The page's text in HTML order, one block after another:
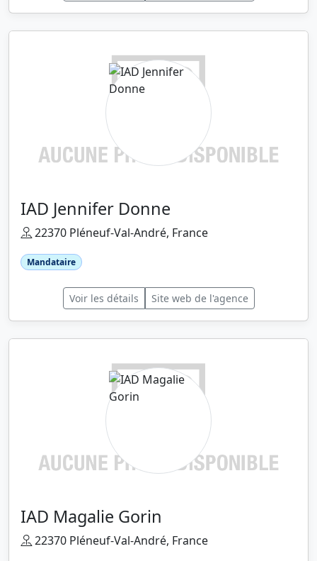
IAD Jennifer Donne
22370 Pléneuf-Val-André, France
Mandataire
Voir les détails Site web de l'agence
IAD Magalie Gorin
22370 Pléneuf-Val-André, France